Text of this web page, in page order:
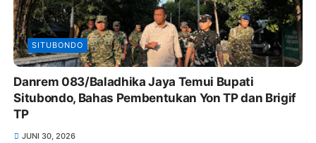
SITUBONDO
Danrem 083/Baladhika Jaya Temui Bupati
Situbondo, Bahas Pembentukan Yon TP dan Brigif
TP
JUNI 30, 2026